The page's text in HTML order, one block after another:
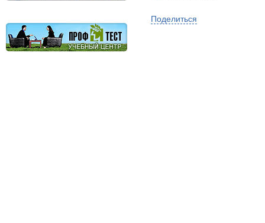
Поделиться